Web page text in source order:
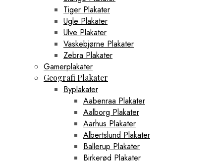
Tiger Plakater
Ugle Plakater
Ulve Plakater
Vaskebjørne Plakater
Zebra Plakater
Gamerplakater
Geografi Plakater
Byplakater
Aabenraa Plakater
Aalborg Plakater
Aarhus Plakater
Albertslund Plakater
Ballerup Plakater
Birkerød Plakater